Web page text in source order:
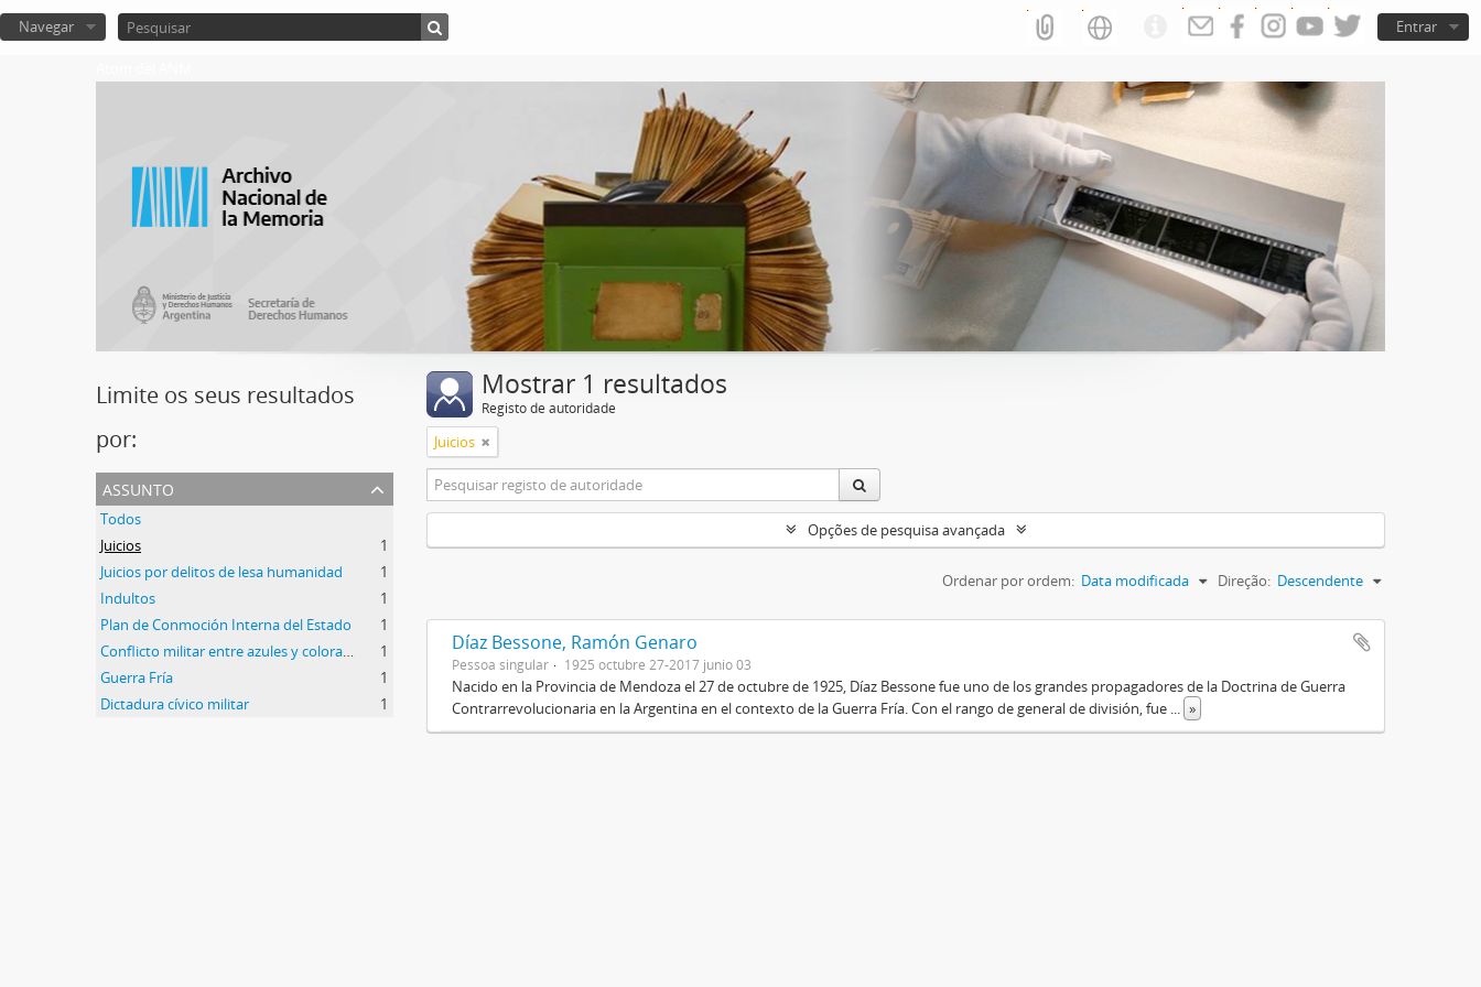
Entrar
Navegar
Limite os seus resultados
por:
assunto
Todos
Juicios
1
Juicios por delitos de lesa humanidad
1
Indultos
1
Plan de Conmoción Interna del Estado
1
1
Guerra Fría
1
Dictadura cívico militar
1
Mostrar 1 resultados
Registo de autoridade
Juicios
Opções de pesquisa avançada
Ordenar por ordem: Data modificada Direção: Descendente
Díaz Bessone, Ramón Genaro
Pessoa singular 1925 octubre 27-2017 junio 03
Nacido en la Provincia de Mendoza el 27 de octubre de 1925, Díaz Bessone fue uno de los grandes propagadores de la Doctrina de Guerra
Contrarrevolucionaria en la Argentina en el contexto de la Guerra Fría. Con el rango de general de división, fue
»